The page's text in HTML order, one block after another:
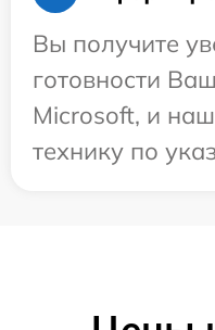
Вы получите
готовности
Microsoft, и
технику по